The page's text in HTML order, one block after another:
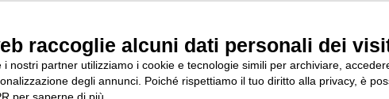
raccoglie alcuni dati personali dei
nostri partner utilizziamo i cookie e tecnologie simili per archiviare,
degli annunci. Poiché rispettiamo il tuo diritto alla privacy, è